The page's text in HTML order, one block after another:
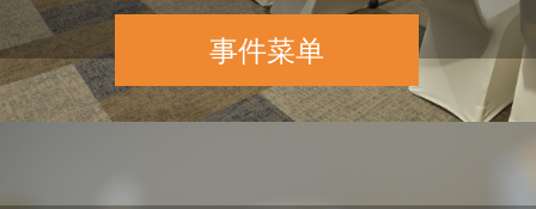
事件菜单